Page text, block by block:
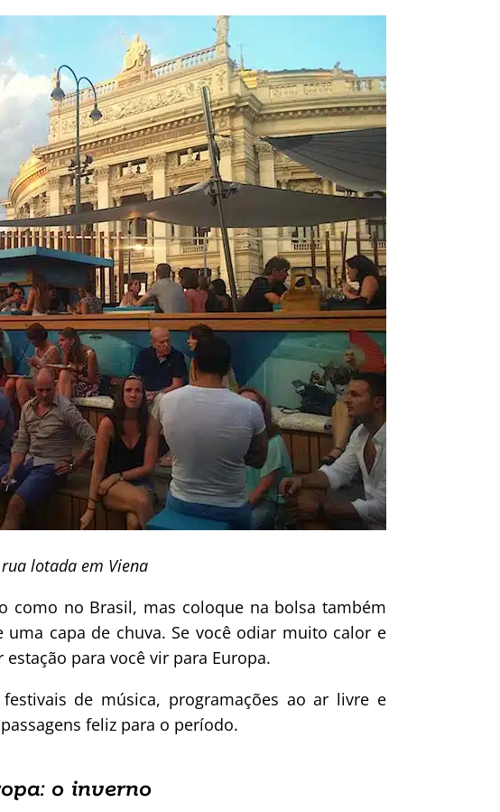
lotada em Viena
como no Brasil, mas coloque na bolsa também
capa de chuva. Se você odiar muito calor e
para você vir para Europa.
de música, programações ao ar livre e
feliz para o período.
o inverno